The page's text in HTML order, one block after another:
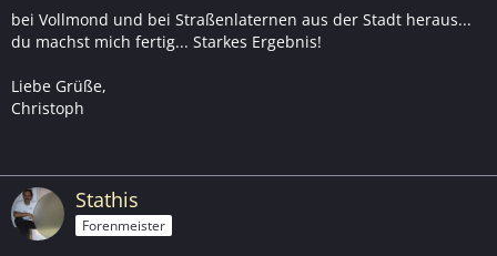
bei Vollmond und bei Straßenlaternen aus der Stadt heraus...
du machst mich fertig... Starkes Ergebnis!
Liebe Grüße,
Christoph
Stathis
Forenmeister